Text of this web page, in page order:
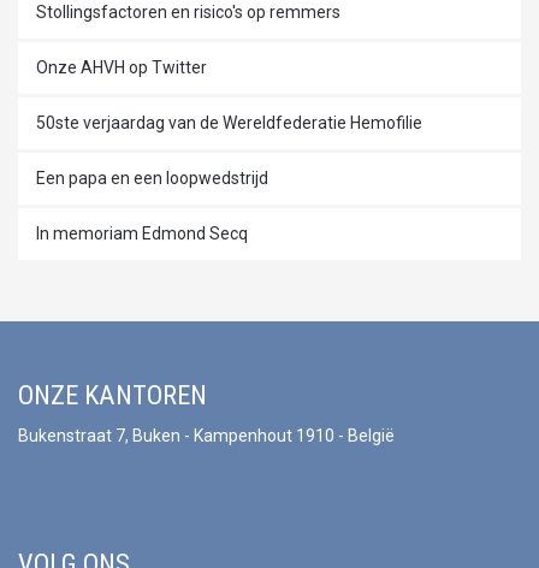
Stollingsfactoren en risico's op remmers
Onze AHVH op Twitter
50ste verjaardag van de Wereldfederatie Hemofilie
Een papa en een loopwedstrijd
In memoriam Edmond Secq
ONZE KANTOREN
Bukenstraat 7, Buken - Kampenhout 1910 - België